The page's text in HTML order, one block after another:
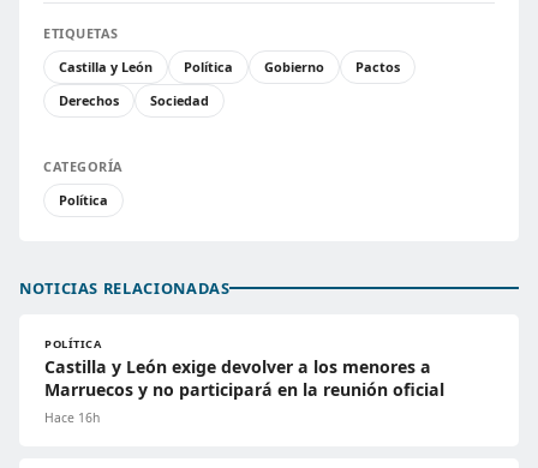
ETIQUETAS
Castilla y León
Política Gobierno
Pactos
Derechos
Sociedad
CATEGORÍA
Política
NOTICIAS RELACIONADAS
POLÍTICA
Castilla y León exige devolver a los menores a
Marruecos y no participará en la reunión oficial
Hace 16h